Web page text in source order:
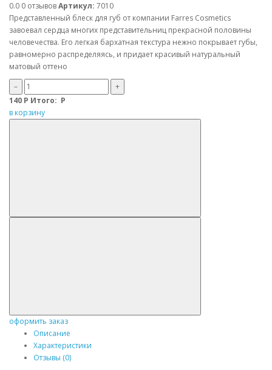
0.0 0 отзывовАртикул: 7010
Представленный блеск для губ от компании Farres Cosmetics
завоевал сердца многих представительниц прекрасной половины
человечества. Его легкая бархатная текстура нежно покрывает губы,
равномерно распределяясь, и придает красивый натуральный
матовый оттено
–
+
140 Р Итого: Р
в корзину
оформить заказ
Описание
Характеристики
Отзывы (0)